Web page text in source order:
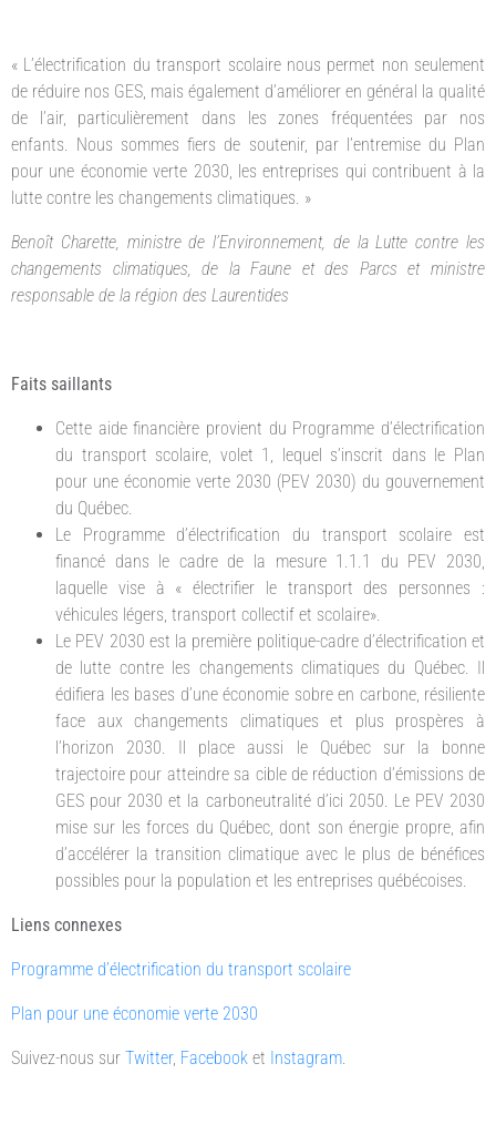
« L’électrification du transport scolaire nous permet non seulement
de réduire nos GES, mais également d’améliorer en général la qualité
de l’air, particulièrement dans les zones fréquentées par nos
enfants. Nous sommes fiers de soutenir, par l’entremise du Plan
pour une économie verte 2030, les entreprises qui contribuent à la
lutte contre les changements climatiques. »
Benoît Charette, ministre de l’Environnement, de la Lutte contre les
changements climatiques, de la Faune et des Parcs et ministre
responsable de la région des Laurentides
Faits saillants
Cette aide financière provient du Programme d’électrification
du transport scolaire, volet 1, lequel s’inscrit dans le Plan
pour une économie verte 2030 (PEV 2030) du gouvernement
du Québec.
Le Programme d’électrification du transport scolaire est
financé dans le cadre de la mesure 1.1.1 du PEV 2030,
laquelle vise à « électrifier le transport des personnes :
véhicules légers, transport collectif et scolaire».
Le PEV 2030 est la première politique-cadre d’électrification et
de lutte contre les changements climatiques du Québec. Il
édifiera les bases d’une économie sobre en carbone, résiliente
face aux changements climatiques et plus prospères à
l’horizon 2030. Il place aussi le Québec sur la bonne
trajectoire pour atteindre sa cible de réduction d’émissions de
GES pour 2030 et la carboneutralité d’ici 2050. Le PEV 2030
mise sur les forces du Québec, dont son énergie propre, afin
d’accélérer la transition climatique avec le plus de bénéfices
possibles pour la population et les entreprises québécoises.
Liens connexes
Programme d’électrification du transport scolaire
Plan pour une économie verte 2030​
Suivez-nous sur Twitter, Facebook et Instagram.